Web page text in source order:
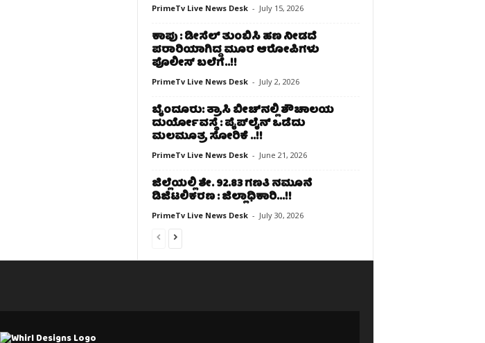
PrimeTv Live News Desk - July 15, 2026
ಕಾಪು : ಡೀಸೆಲ್ ತುಂಬಿಸಿ ಹಣ ನೀಡದೆ
ಪರಾರಿಯಾಗಿದ್ದ ಮೂರ ಆರೋಪಿಗಳು
ಪೊಲೀಸ್ ಬಲೆಗೆ..!!
PrimeTv Live News Desk - July 2, 2026
ಬೈಂದೂರು: ತ್ರಾಸಿ ಬೀಚ್‌ನಲ್ಲಿ ಶೌಚಾಲಯ
ದುರ್ಯೋವಸ್ಥೆ : ಪೈಪ್‌ಲೈನ್ ಒಡೆದು
ಮಲಮೂತ್ರ ಸೋರಿಕೆ ..!!
PrimeTv Live News Desk - June 21, 2026
ಜಿಲ್ಲೆಯಲ್ಲಿ ಶೇ. 92.83 ಗಣತಿ ನಮೂನೆ
ಡಿಜಿಟಲಿಕರಣ : ಜಿಲ್ಲಾಧಿಕಾರಿ…!!
PrimeTv Live News Desk - July 30, 2026